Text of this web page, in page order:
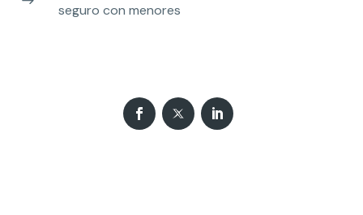
seguro con menores